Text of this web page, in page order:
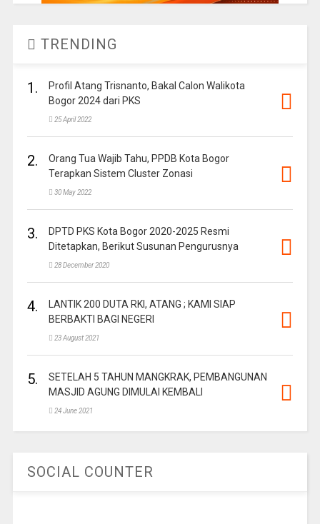
TRENDING
1.
Profil Atang Trisnanto, Bakal Calon Walikota
Bogor 2024 dari PKS
25 April 2022
2.
Orang Tua Wajib Tahu, PPDB Kota Bogor
Terapkan Sistem Cluster Zonasi
30 May 2022
3.
DPTD PKS Kota Bogor 2020-2025 Resmi
Ditetapkan, Berikut Susunan Pengurusnya
28 December 2020
4.
LANTIK 200 DUTA RKI, ATANG ; KAMI SIAP
BERBAKTI BAGI NEGERI
23 August 2021
5.
SETELAH 5 TAHUN MANGKRAK, PEMBANGUNAN
MASJID AGUNG DIMULAI KEMBALI
24 June 2021
SOCIAL COUNTER